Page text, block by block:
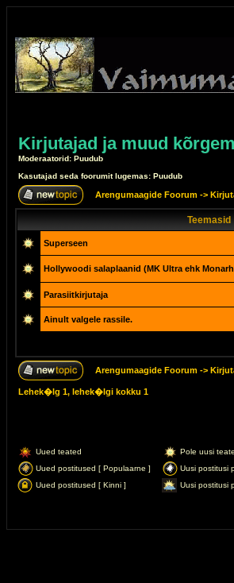
Kirjutajad ja muud
Moderaatorid: Puudub
Kasutajad seda foorumit lugemas: Puudub
Arengumaagide Foorum ->
Teemasid
Superseen
Hollywoodi salaplaanid (MK Ultra ehk
Parasiitkirjutaja
Ainult valgele rassile.
Arengumaagide Foorum ->
Lehek�lg 1, lehek�lgi kokku 1
Uued teated Pole uusi
Uued postitused [ Populaarne ]
Uusi postitusi
Uued postitused [ Kinni ]
Uusi postitusi